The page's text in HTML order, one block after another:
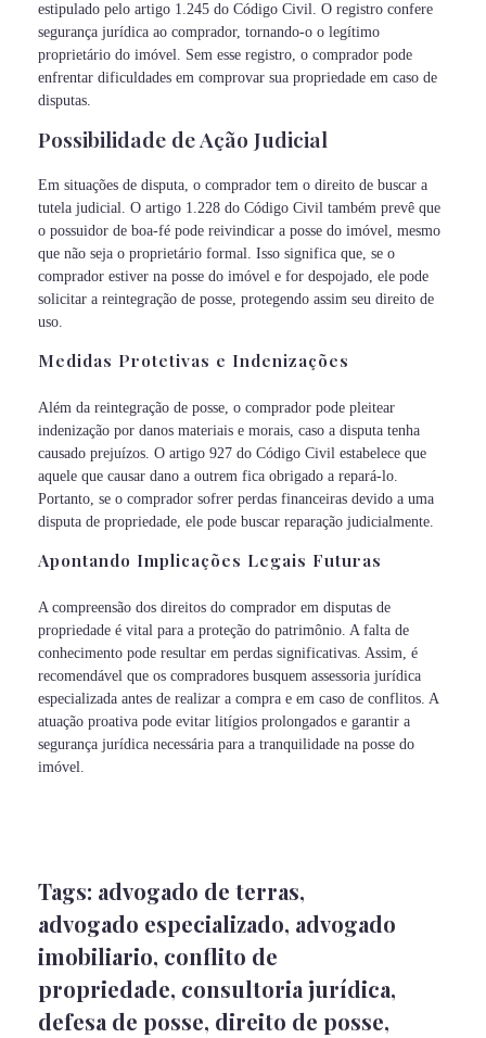
estipulado pelo artigo 1.245 do Código Civil. O registro confere
segurança jurídica ao comprador, tornando-o o legítimo
proprietário do imóvel. Sem esse registro, o comprador pode
enfrentar dificuldades em comprovar sua propriedade em caso de
disputas.
Possibilidade de Ação Judicial
Em situações de disputa, o comprador tem o direito de buscar a
tutela judicial. O artigo 1.228 do Código Civil também prevê que
o possuidor de boa-fé pode reivindicar a posse do imóvel, mesmo
que não seja o proprietário formal. Isso significa que, se o
comprador estiver na posse do imóvel e for despojado, ele pode
solicitar a reintegração de posse, protegendo assim seu direito de
uso.
Medidas Protetivas e Indenizações
Além da reintegração de posse, o comprador pode pleitear
indenização por danos materiais e morais, caso a disputa tenha
causado prejuízos. O artigo 927 do Código Civil estabelece que
aquele que causar dano a outrem fica obrigado a repará-lo.
Portanto, se o comprador sofrer perdas financeiras devido a uma
disputa de propriedade, ele pode buscar reparação judicialmente.
Apontando Implicações Legais Futuras
A compreensão dos direitos do comprador em disputas de
propriedade é vital para a proteção do patrimônio. A falta de
conhecimento pode resultar em perdas significativas. Assim, é
recomendável que os compradores busquem assessoria jurídica
especializada antes de realizar a compra e em caso de conflitos. A
atuação proativa pode evitar litígios prolongados e garantir a
segurança jurídica necessária para a tranquilidade na posse do
imóvel.
Tags: advogado de terras,
advogado especializado, advogado
imobiliario, conflito de
propriedade, consultoria jurídica,
defesa de posse, direito de posse,